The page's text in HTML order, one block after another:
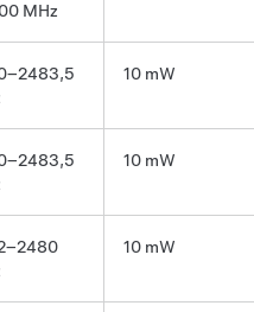
MHz
10 mW
10 mW
10 mW